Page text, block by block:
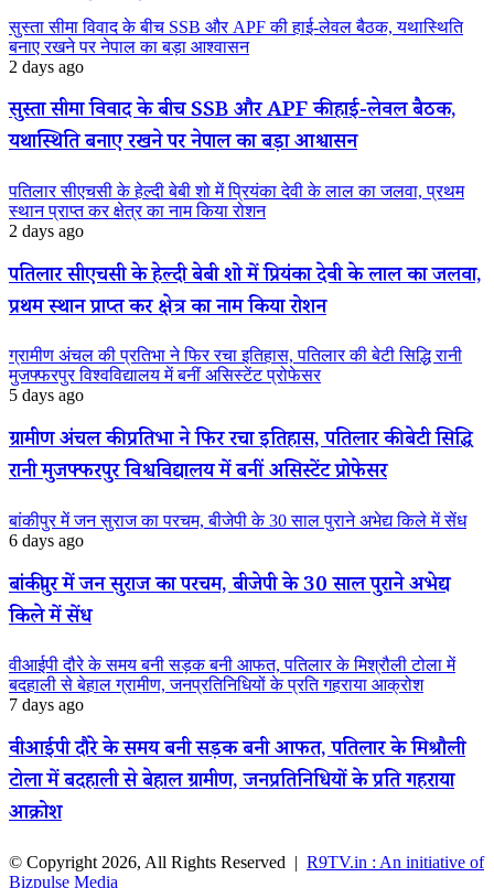
सुस्ता सीमा विवाद के बीच SSB और APF की हाई-लेवल बैठक, यथास्थिति
बनाए रखने पर नेपाल का बड़ा आश्वासन
2 days ago
सुस्ता सीमा विवाद के बीच SSB और APF की हाई-लेवल बैठक,
यथास्थिति बनाए रखने पर नेपाल का बड़ा आश्वासन
पतिलार सीएचसी के हेल्दी बेबी शो में प्रियंका देवी के लाल का जलवा, प्रथम
स्थान प्राप्त कर क्षेत्र का नाम किया रोशन
2 days ago
पतिलार सीएचसी के हेल्दी बेबी शो में प्रियंका देवी के लाल का जलवा,
प्रथम स्थान प्राप्त कर क्षेत्र का नाम किया रोशन
ग्रामीण अंचल की प्रतिभा ने फिर रचा इतिहास, पतिलार की बेटी सिद्धि रानी
मुजफ्फरपुर विश्वविद्यालय में बनीं असिस्टेंट प्रोफेसर
5 days ago
ग्रामीण अंचल की प्रतिभा ने फिर रचा इतिहास, पतिलार की बेटी सिद्धि
रानी मुजफ्फरपुर विश्वविद्यालय में बनीं असिस्टेंट प्रोफेसर
बांकीपुर में जन सुराज का परचम, बीजेपी के 30 साल पुराने अभेद्य किले में सेंध
6 days ago
बांकीपुर में जन सुराज का परचम, बीजेपी के 30 साल पुराने अभेद्य
किले में सेंध
वीआईपी दौरे के समय बनी सड़क बनी आफत, पतिलार के मिश्रौली टोला में
बदहाली से बेहाल ग्रामीण, जनप्रतिनिधियों के प्रति गहराया आक्रोश
7 days ago
वीआईपी दौरे के समय बनी सड़क बनी आफत, पतिलार के मिश्रौली
टोला में बदहाली से बेहाल ग्रामीण, जनप्रतिनिधियों के प्रति गहराया
आक्रोश
© Copyright 2026, All Rights Reserved | R9TV.in : An initiative of
Bizpulse Media